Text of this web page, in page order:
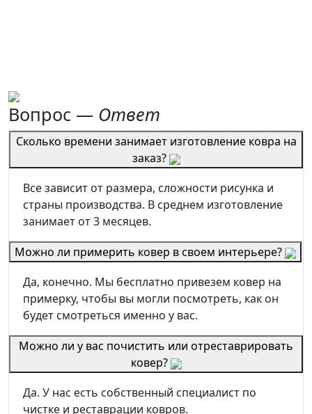
Вопрос — Ответ
Сколько времени занимает изготовление ковра на
заказ?
Все зависит от размера, сложности рисунка и
страны производства. В среднем изготовление
занимает от 3 месяцев.
Можно ли примерить ковер в своем интерьере?
Да, конечно. Мы бесплатно привезем ковер на
примерку, чтобы вы могли посмотреть, как он
будет смотреться именно у вас.
Можно ли у вас почистить или отреставрировать
ковер?
Да. У нас есть собственный специалист по
чистке и реставрации ковров.